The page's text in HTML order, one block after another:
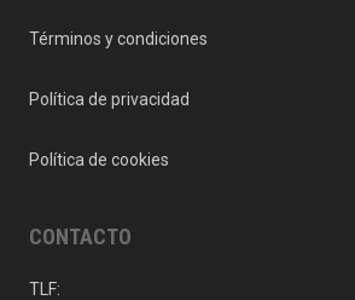
Términos y condiciones
Política de privacidad
Política de cookies
CONTACTO
TLF: